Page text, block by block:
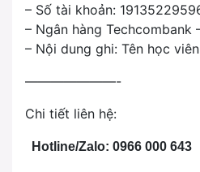
– Số tài khoản:
– Ngân hàng Techcombank
– Nội dung ghi: Tên học
———————-
Chi tiết liên hệ:
Hotline/Zalo: 0966 000 643